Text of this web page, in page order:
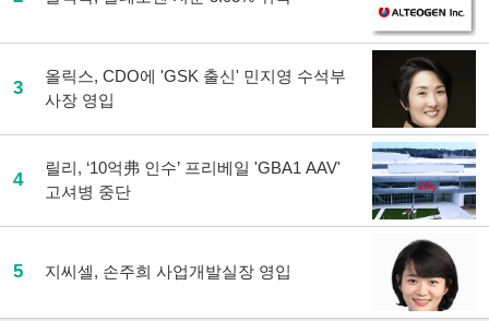
3
올릭스, CDO에 'GSK 출신' 민지영 수석부
사장 영입
4
릴리, ‘10억弗 인수’ 프리베일 'GBA1 AAV'
고셔병 중단
5 지씨셀, 손주희 사업개발실장 영입